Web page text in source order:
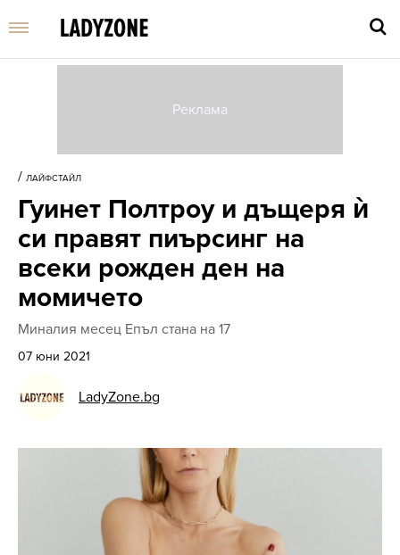
/ ЛАЙФСТАЙЛ
Гуинет Полтроу и дъщеря ѝ
си правят пиърсинг на
всеки рожден ден на
момичето
Миналия месец Епъл стана на 17
07 юни 2021
LadyZone.bg